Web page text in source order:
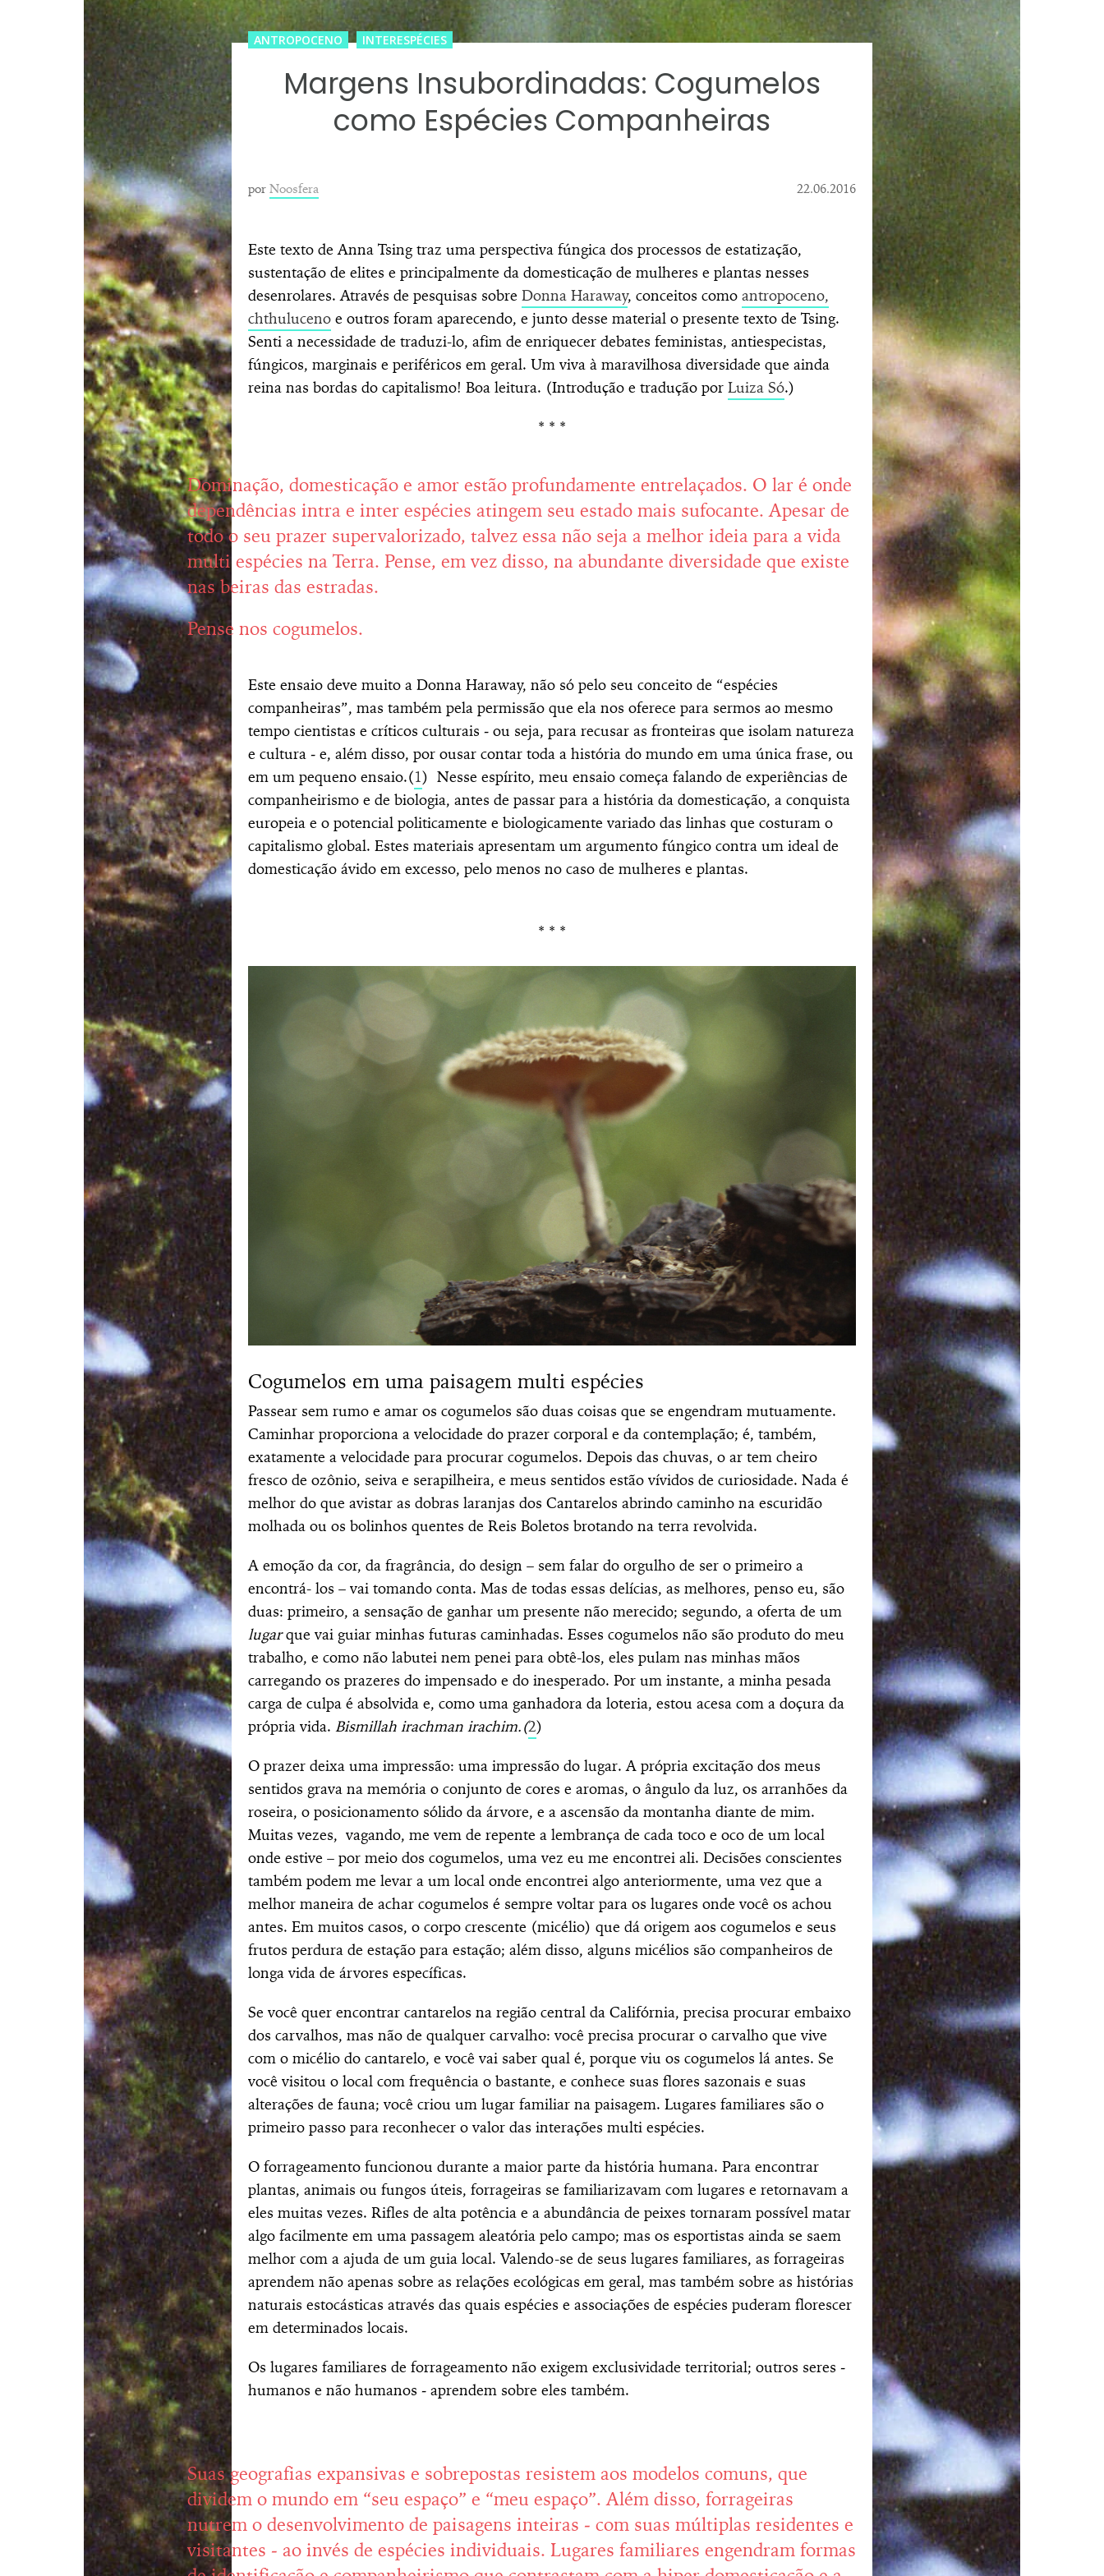
ANTROPOCENO INTERESPÉCIES
Margens Insubordinadas: Cogumelos
como Espécies Companheiras
porNoosfera 22.06.2016
Este texto de Anna Tsing traz uma perspectiva fúngica dos processos de estatização,
sustentação de elites e principalmente da domesticação de mulheres e plantas nesses
desenrolares. Através de pesquisas sobreDonna Haraway, conceitos comoantropoceno,
chthulucenoe outros foram aparecendo, e junto desse material o presente texto de Tsing.
Senti a necessidade de traduzi-lo, afim de enriquecer debates feministas, antiespecistas,
fúngicos, marginais e periféricos em geral. Um viva à maravilhosa diversidade que ainda
reina nas bordas do capitalismo! Boa leitura. (Introdução e tradução porLuiza Só.)
* * *
Dominação, domesticação e amor estão profundamente entrelaçados. O lar é onde
dependências intra e inter espécies atingem seu estado mais sufocante. Apesar de
todo o seu prazer supervalorizado, talvez essa não seja a melhor ideia para a vida
multi espécies na Terra. Pense, em vez disso, na abundante diversidade que existe
nas beiras das estradas.
Pense nos cogumelos.
Este ensaio deve muito a Donna Haraway, não só pelo seu conceito de “espécies
companheiras”, mas também pela permissão que ela nos oferece para sermos ao mesmo
tempo cientistas e críticos culturais‒ou seja, para recusar as fronteiras que isolam natureza
e cultura‒e, além disso, por ousar contar toda a história do mundo em uma única frase, ou
em um pequeno ensaio.(1) Nesse espírito, meu ensaio começa falando de experiências de
companheirismo e de biologia, antes de passar para a história da domesticação, a conquista
europeia e o potencial politicamente e biologicamente variado das linhas que costuram o
capitalismo global. Estes materiais apresentam um argumento fúngico contra um ideal de
domesticação ávido em excesso, pelo menos no caso de mulheres e plantas.
* * *
Cogumelos em uma paisagem multi espécies
Passear sem rumo e amar os cogumelos são duas coisas que se engendram mutuamente.
Caminhar proporciona a velocidade do prazer corporal e da contemplação; é, também,
exatamente a velocidade para procurar cogumelos. Depois das chuvas, o ar tem cheiro
fresco de ozônio, seiva e serapilheira, e meus sentidos estão vívidos de curiosidade. Nada é
melhor do que avistar as dobras laranjas dos Cantarelos abrindo caminho na escuridão
molhada ou os bolinhos quentes de Reis Boletos brotando na terra revolvida.
A emoção da cor, da fragrância, do design – sem falar do orgulho de ser o primeiro a
encontrá- los – vai tomando conta. Mas de todas essas delícias, as melhores, penso eu, são
duas: primeiro, a sensação de ganhar um presente não merecido; segundo, a oferta de um
lugarque vai guiar minhas futuras caminhadas. Esses cogumelos não são produto do meu
trabalho, e como não labutei nem penei para obtê-los, eles pulam nas minhas mãos
carregando os prazeres do impensado e do inesperado. Por um instante, a minha pesada
carga de culpa é absolvida e, como uma ganhadora da loteria, estou acesa com a doçura da
própria vida.Bismillah irachman irachim.(2)
O prazer deixa uma impressão: uma impressão do lugar. A própria excitação dos meus
sentidos grava na memória o conjunto de cores e aromas, o ângulo da luz, os arranhões da
roseira, o posicionamento sólido da árvore, e a ascensão da montanha diante de mim.
Muitas vezes, vagando, me vem de repente a lembrança de cada toco e oco de um local
onde estive – por meio dos cogumelos, umavez eu me encontrei ali. Decisões conscientes
também podem me levar a um local onde encontrei algo anteriormente, uma vez que a
melhor maneira de achar cogumelos é sempre voltar para os lugares onde você os achou
antes. Em muitos casos, o corpo crescente (micélio) que dá origem aos cogumelos e seus
frutos perdura de estação para estação; além disso, alguns micélios são companheiros de
longa vida de árvores específicas.
Se você quer encontrar cantarelos na região central da Califórnia, precisa procurar embaixo
dos carvalhos, mas não de qualquer carvalho: você precisa procurar o carvalho que vive
com o micélio do cantarelo, e você vai saber qual é, porque viu os cogumelos lá antes. Se
você visitou o local com frequência o bastante, e conhece suas flores sazonais e suas
alterações de fauna; você criou um lugar familiar na paisagem. Lugares familiares são o
primeiro passo para reconhecer o valor das interações multi espécies.
O forrageamento funcionou durante a maior parte da história humana. Para encontrar
plantas, animais ou fungos úteis, forrageiras se familiarizavam com lugares e retornavam a
eles muitas vezes. Rifles de alta potência e a abundância de peixes tornaram possível matar
algo facilmente em uma passagem aleatória pelo campo; mas os esportistas ainda se saem
melhor com a ajuda de um guia local. Valendo-se de seus lugares familiares, as forrageiras
aprendem não apenas sobre as relações ecológicas em geral, mas também sobre as histórias
naturais estocásticas através das quais espécies e associações de espécies puderam florescer
em determinados locais.
Os lugares familiares de forrageamento não exigem exclusividade territorial; outros seres ‒
humanos e não humanos ‒ aprendem sobre eles também.
Suas geografias expansivas e sobrepostas resistem aos modelos comuns, que
dividem o mundo em “seu espaço” e “meu espaço”. Além disso, forrageiras
nutrem o desenvolvimento de paisagens inteiras ‒ com suas múltiplas residentes e
visitantes ‒ ao invés de espécies individuais. Lugares familiares engendram formas